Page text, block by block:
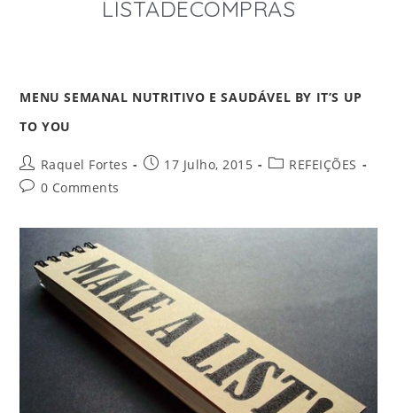
LISTADECOMPRAS
MENU SEMANAL NUTRITIVO E SAUDÁVEL BY IT’S UP
TO YOU
Raquel Fortes 17 Julho, 2015
REFEIÇÕES
0 Comments